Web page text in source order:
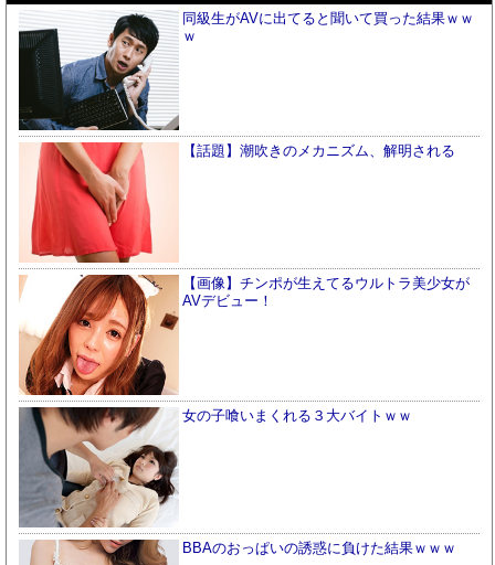
同級生がAVに出てると聞いて買った結果ｗｗ
ｗ
【話題】潮吹きのメカニズム、解明される
【画像】チンポが生えてるウルトラ美少女が
AVデビュー！
女の子喰いまくれる３大バイトｗｗ
BBAのおっぱいの誘惑に負けた結果ｗｗｗ